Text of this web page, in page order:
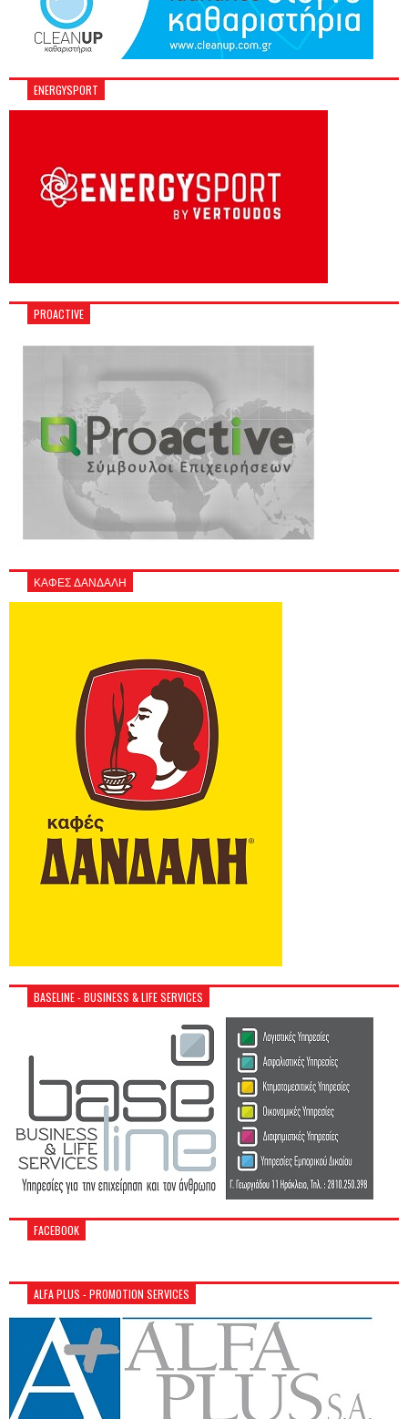
ENERGYSPORT
PROACTIVE
ΚΑΦΕΣ ΔΑΝΔΑΛΗ
BASELINE - BUSINESS & LIFE SERVICES
FACEBOOK
ALFA PLUS - PROMOTION SERVICES